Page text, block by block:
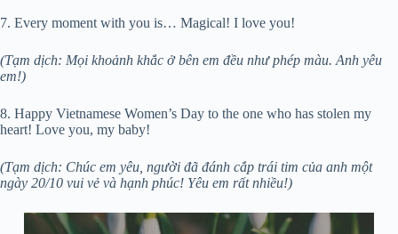
7. Every moment with you is… Magical! I love you!
(Tạm dịch: Mọi khoảnh khắc ở bên em đều như phép màu. Anh yêu
em!)
8. Happy Vietnamese Women’s Day to the one who has stolen my
heart! Love you, my baby!
(Tạm dịch: Chúc em yêu, người đã đánh cắp trái tim của anh một
ngày 20/10 vui vẻ và hạnh phúc! Yêu em rất nhiều!)